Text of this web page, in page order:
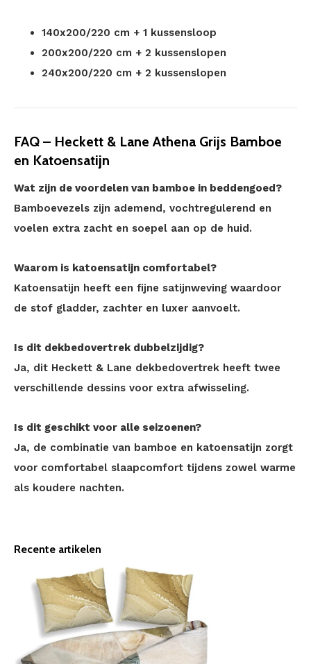
140x200/220 cm + 1 kussensloop
200x200/220 cm + 2 kussenslopen
240x200/220 cm + 2 kussenslopen
FAQ – Heckett & Lane Athena Grijs Bamboe
en Katoensatijn
Wat zijn de voordelen van bamboe in beddengoed?
Bamboevezels zijn ademend, vochtregulerend en
voelen extra zacht en soepel aan op de huid.
Waarom is katoensatijn comfortabel?
Katoensatijn heeft een fijne satijnweving waardoor
de stof gladder, zachter en luxer aanvoelt.
Is dit dekbedovertrek dubbelzijdig?
Ja, dit Heckett & Lane dekbedovertrek heeft twee
verschillende dessins voor extra afwisseling.
Is dit geschikt voor alle seizoenen?
Ja, de combinatie van bamboe en katoensatijn zorgt
voor comfortabel slaapcomfort tijdens zowel warme
als koudere nachten.
Recente artikelen